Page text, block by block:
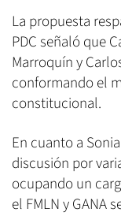
La propuesta
PDC señaló que
Marroquín y
conformando el
constitucional.
En cuanto a
discusión por
ocupando un
el FMLN y GANA